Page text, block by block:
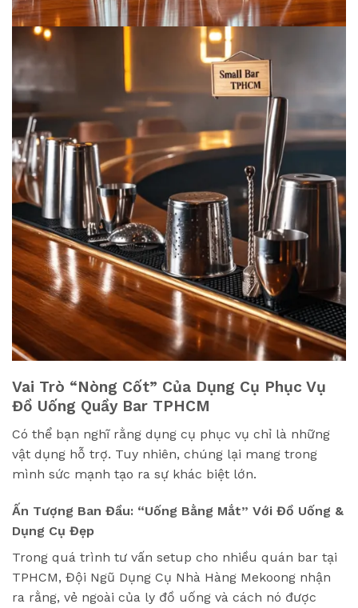
Vai Trò “Nòng Cốt” Của Dụng Cụ Phục Vụ
Đồ Uống Quầy Bar TPHCM
Có thể bạn nghĩ rằng dụng cụ phục vụ chỉ là những
vật dụng hỗ trợ. Tuy nhiên, chúng lại mang trong
mình sức mạnh tạo ra sự khác biệt lớn.
Ấn Tượng Ban Đầu: “Uống Bằng Mắt” Với Đồ Uống &
Dụng Cụ Đẹp
Trong quá trình tư vấn setup cho nhiều quán bar tại
TPHCM, Đội Ngũ Dụng Cụ Nhà Hàng Mekoong nhận
ra rằng, vẻ ngoài của ly đồ uống và cách nó được